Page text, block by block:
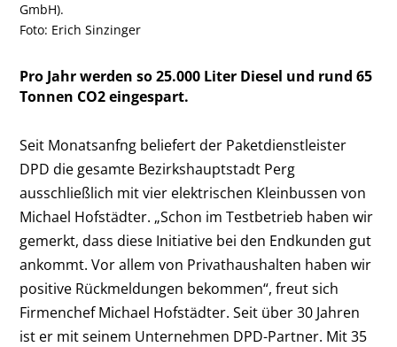
GmbH).
Foto: Erich Sinzinger
Pro Jahr werden so 25.000 Liter Diesel und rund 65
Tonnen CO2 eingespart.
Seit Monatsanfng beliefert der Paketdienstleister
DPD die gesamte Bezirkshauptstadt Perg
ausschließlich mit vier elektrischen Kleinbussen von
Michael Hofstädter. „Schon im Testbetrieb haben wir
gemerkt, dass diese Initiative bei den Endkunden gut
ankommt. Vor allem von Privathaushalten haben wir
positive Rückmeldungen bekommen“, freut sich
Firmenchef Michael Hofstädter. Seit über 30 Jahren
ist er mit seinem Unternehmen DPD-Partner. Mit 35